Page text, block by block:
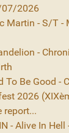
07/2026
Martin - S/T
-
To Be Good -
2026
report...
- Alive In